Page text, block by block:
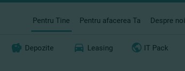
Pentru Tine Pentru afacerea Ta Despre noi
Depozite Leasing IT Pack